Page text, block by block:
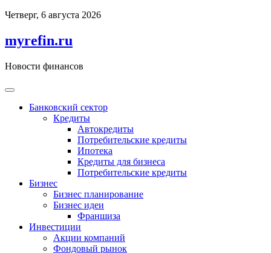
Перейти
содержимому
Четверг, 6 августа 2026
myrefin.ru
Новости финансов
Банковский сектор
Кредиты
Автокредиты
Потребительские кредиты
Ипотека
Кредиты для бизнеса
Потребительские кредиты
Бизнес
Бизнес планирование
Бизнес идеи
Франшиза
Инвестиции
Акции компаний
Фондовый рынок